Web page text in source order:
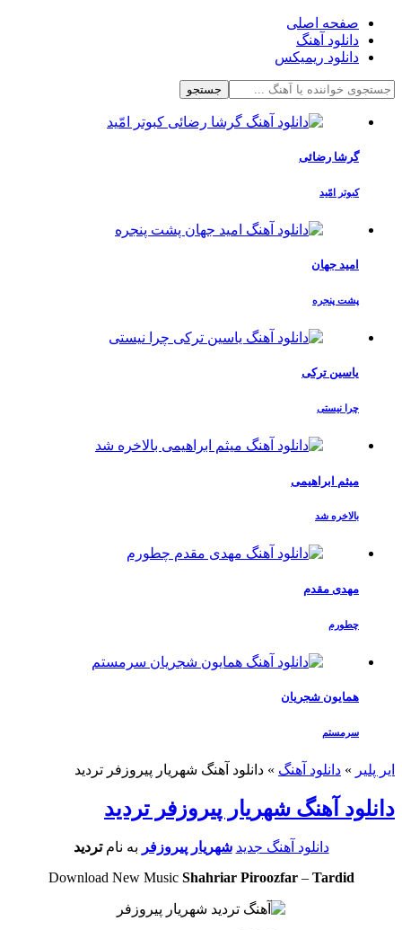
صفحه اصلی
دانلود آهنگ
دانلود ریمیکس
جستجو
گرشا رضائی
کبوتر امّید
امید جهان
پشت پنجره
یاسین ترکی
چرا نیستی
میثم ابراهیمی
بالاخره شد
مهدی مقدم
چطورم
همایون شجریان
سرمستم
ایر پلیر » دانلود آهنگ » دانلود آهنگ شهریار پیروزفر تردید
دانلود آهنگ شهریار پیروزفر تردید
دانلود آهنگ جدید شهریار پیروزفر به نامتردید
Download New Music Shahriar Piroozfar– Tardid